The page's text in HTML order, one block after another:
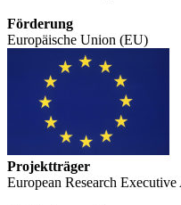
Förderung
Europäische Union (EU)
Projektträger
European Research